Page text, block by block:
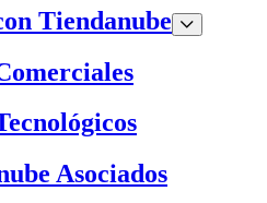
Tiendanube
Asociados